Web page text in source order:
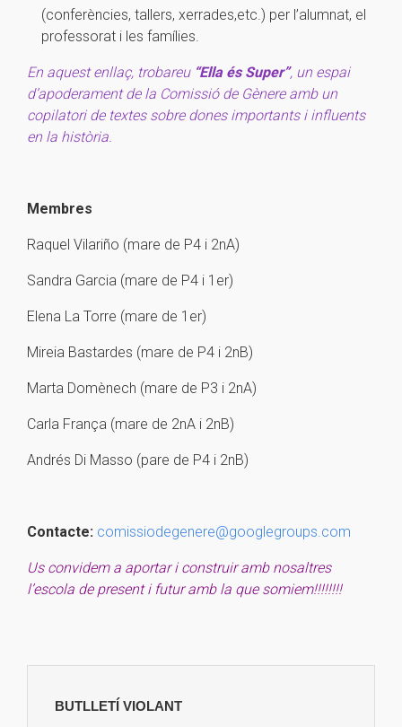
(conferències, tallers, xerrades,etc.) per l’alumnat, el
professorat i les famílies.
En aquest enllaç, trobareu “Ella és Super”, un espai
d’apoderament de la Comissió de Gènere amb un
copilatori de textes sobre dones importants i influents
en la història.
Membres
Raquel Vilariño (mare de P4 i 2nA)
Sandra Garcia (mare de P4 i 1er)
Elena La Torre (mare de 1er)
Mireia Bastardes (mare de P4 i 2nB)
Marta Domènech (mare de P3 i 2nA)
Carla França (mare de 2nA i 2nB)
Andrés Di Masso (pare de P4 i 2nB)
Contacte: comissiodegenere@googlegroups.com
Us convidem a aportar i construir amb nosaltres
l’escola de present i futur amb la que somiem!!!!!!!!
BUTLLETÍ VIOLANT